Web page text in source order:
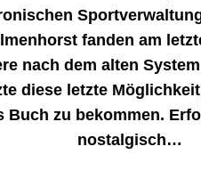
fanden am
nach dem alten
diese letzte
Buch zu bekommen.
nostalgisch…